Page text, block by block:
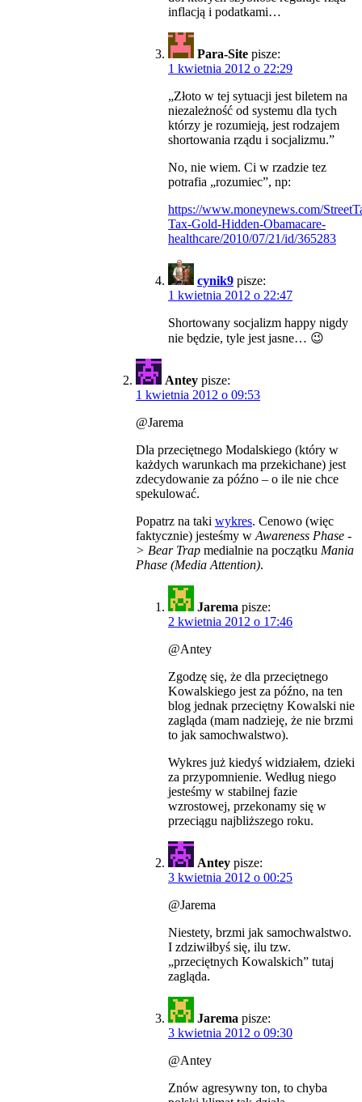
inflacją i podatkami…
Para-Site pisze:
1 kwietnia 2012 o 22:29
„Złoto w tej sytuacji jest biletem na
niezależność od systemu dla tych
którzy je rozumieją, jest rodzajem
shortowania rządu i socjalizmu.”
No, nie wiem. Ci w rzadzie tez
potrafia „rozumiec”, np:
https://www.moneynews.com/
Tax-Gold-Hidden-Obamacare-
healthcare/2010/07/21/id/365283
cynik9 pisze:
1 kwietnia 2012 o 22:47
Shortowany socjalizm happy nigdy
nie będzie, tyle jest jasne… 😉
Antey pisze:
1 kwietnia 2012 o 09:53
@Jarema
Dla przeciętnego Modalskiego (który w
każdych warunkach ma przekichane) jest
zdecydowanie za późno – o ile nie chce
spekulować.
Popatrz na taki wykres. Cenowo (więc
faktycznie) jesteśmy wAwareness Phase -
> Bear Trap medialnie na początku Mania
Phase (Media Attention).
Jarema pisze:
2 kwietnia 2012 o 17:46
@Antey
Zgodzę się, że dla przeciętnego
Kowalskiego jest za późno, na ten
blog jednak przeciętny Kowalski nie
zagląda (mam nadzieję, że nie brzmi
to jak samochwalstwo).
Wykres już kiedyś widziałem, dzieki
za przypomnienie. Według niego
jesteśmy w stabilnej fazie
wzrostowej, przekonamy się w
przeciągu najbliższego roku.
Antey pisze:
3 kwietnia 2012 o 00:25
@Jarema
Niestety, brzmi jak samochwalstwo.
I zdziwiłbyś się, ilu tzw.
„przeciętnych Kowalskich” tutaj
zagląda.
Jarema pisze:
3 kwietnia 2012 o 09:30
@Antey
Znów agresywny ton, to chyba